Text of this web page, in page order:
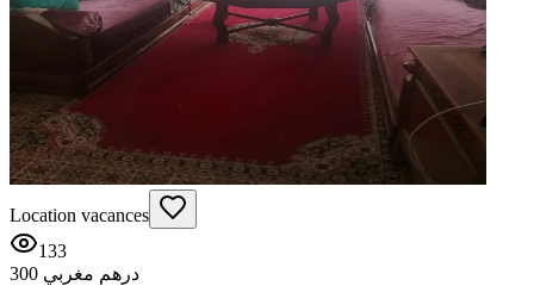
Location vacances
133
300 درهم مغربي